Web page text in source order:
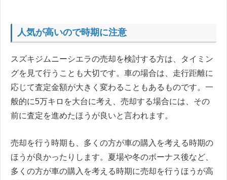
人気が高いので時期に注意
スズキジムニーシエラの売却を検討する方は、タイミン
グを見て行うことも大切です。車の場合は、走行距離に
応じて査定金額が大きく変わることもあるものです。一
般的に5万キロを大台に考え、売却する場合には、その
前に査定を進めたほうが良いと言われます。
売却を行う時期も、多くの方が車の購入を考える時期の
ほうが良かったりします。夏場や冬のボーナス後など、
多くの方が車の購入を考える時期に売却を行うほうが高